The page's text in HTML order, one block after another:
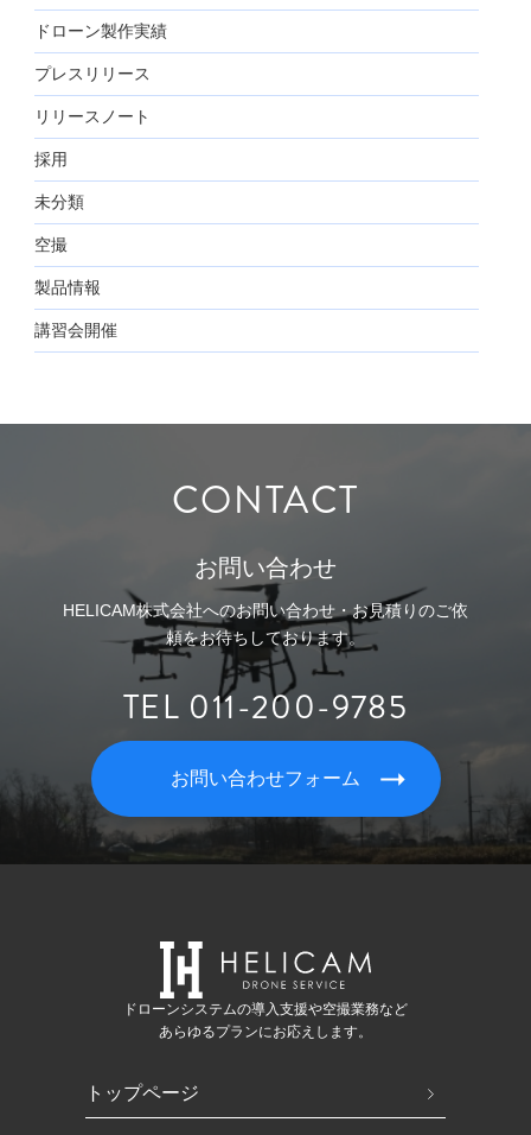
ドローン製作実績
プレスリリース
リリースノート
採用
未分類
空撮
製品情報
講習会開催
CONTACT
お問い合わせ
HELICAM株式会社へのお問い合わせ・お見積りのご依
頼をお待ちしております。
TEL 011-200-9785
お問い合わせフォーム
ドローンシステムの導入支援や空撮業務など
あらゆるプランにお応えします。
トップページ